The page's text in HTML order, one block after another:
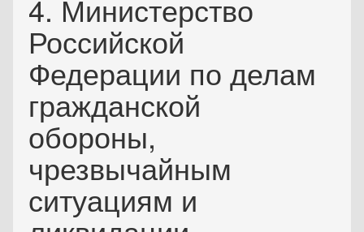
4. Министерство
Российской
Федерации по делам
гражданской
обороны,
чрезвычайным
ситуациям и